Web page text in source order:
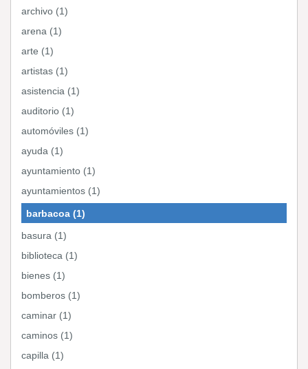
archivo (1)
arena (1)
arte (1)
artistas (1)
asistencia (1)
auditorio (1)
automóviles (1)
ayuda (1)
ayuntamiento (1)
ayuntamientos (1)
barbacoa (1)
basura (1)
biblioteca (1)
bienes (1)
bomberos (1)
caminar (1)
caminos (1)
capilla (1)